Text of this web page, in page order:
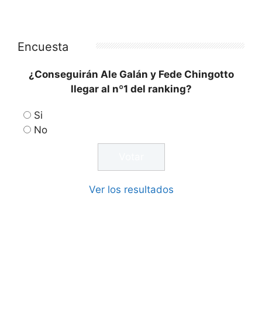
Encuesta
¿Conseguirán Ale Galán y Fede Chingotto
llegar al nº1 del ranking?
Si
No
Ver los resultados